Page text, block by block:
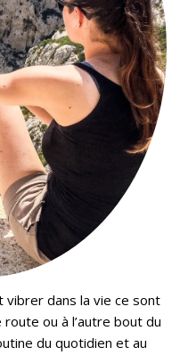
vibrer dans la vie ce sont
ou à l’autre bout du
du quotidien et au